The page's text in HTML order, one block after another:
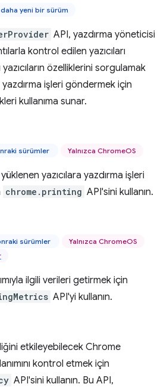
yeni bir sürüm
API, yazdırma yöneticisi
kontrol edilen yazıcıları
özelliklerini sorgulamak
yazdırma işleri göndermek için
kullanıma sunar.
sürümler Yalnızca ChromeOS
yazıcılara yazdırma işleri
chrome.printing API'sini kullanın.
sürümler
Yalnızca ChromeOS
ilgili verileri getirmek için
API'yi kullanın.
etkileyebilecek Chrome
kontrol etmek için
API'sini kullanın. Bu API,